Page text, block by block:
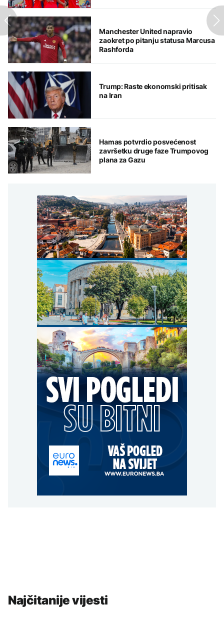
Manchester United napravio
zaokret po pitanju statusa Marcusa
Rashforda
Trump: Raste ekonomski pritisak
na Iran
Hamas potvrdio posvećenost
završetku druge faze Trumpovog
plana za Gazu
Najčitanije vijesti